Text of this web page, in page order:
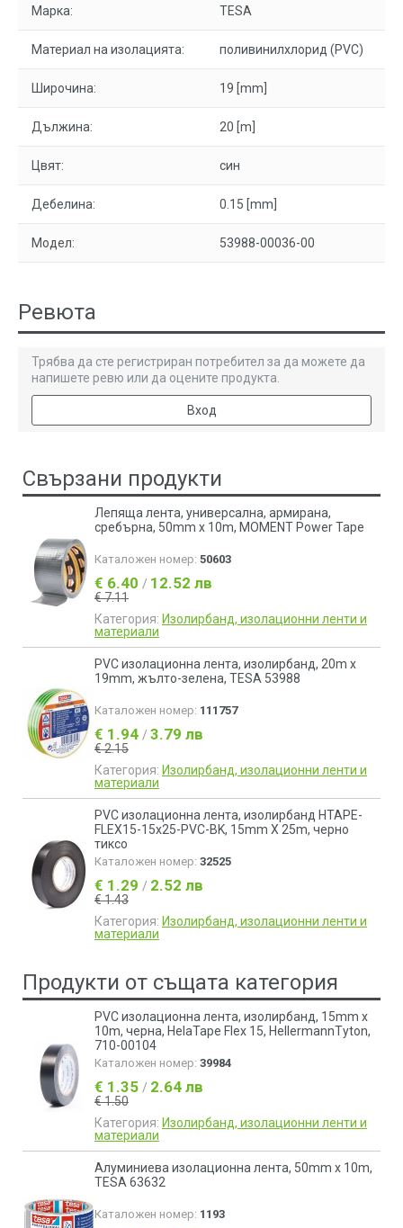
Марка: TESA
Материал на изолацията: поливинилхлорид (PVC)
Широчина: 19 [mm]
Дължина: 20 [m]
Цвят: син
Дебелина: 0.15 [mm]
Модел: 53988-00036-00
Ревюта
Трябва да сте регистриран потребител за да можете да
напишете ревю или да оцените продукта.
Вход
Свързани продукти
Лепяща лента, универсална, армирана,
сребърна, 50mm х 10m, MOMENT Power Tape
Каталожен номер: 50603
€ 6.40 / 12.52 лв
€ 7.11
Категория: Изолирбанд, изолационни ленти и
материали
PVC изолационна лента, изолирбанд, 20m x
19mm, жълто-зелена, TESA 53988
Каталожен номер: 111757
€ 1.94 / 3.79 лв
€ 2.15
Категория: Изолирбанд, изолационни ленти и
материали
PVC изолационна лента, изолирбанд HTAPE-
FLEX15-15x25-PVC-BK, 15mm X 25m, черно
тиксо
Каталожен номер: 32525
€ 1.29 / 2.52 лв
€ 1.43
Категория: Изолирбанд, изолационни ленти и
материали
Продукти от същата категория
PVC изолационна лента, изолирбанд, 15mm x
10m, черна, HelaTape Flex 15, HellermannTyton,
710-00104
Каталожен номер: 39984
€ 1.35 / 2.64 лв
€ 1.50
Категория: Изолирбанд, изолационни ленти и
материали
Алуминиева изолационна лента, 50mm x 10m,
TESA 63632
Каталожен номер: 1193